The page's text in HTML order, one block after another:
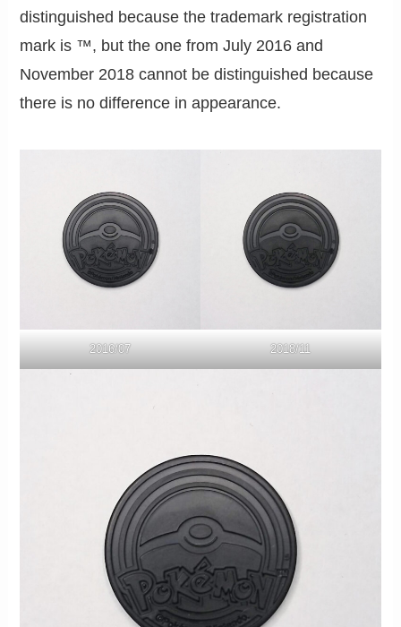
distinguished because the trademark registration
mark is ™, but the one from July 2016 and
November 2018 cannot be distinguished because
there is no difference in appearance.
2016/07 2018/11